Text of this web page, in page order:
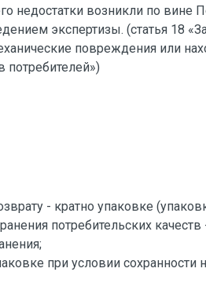
недостатки возникли по вине
экспертизы. (статья 18
повреждения или
потребителей»)
- кратно упаковке
потребительских
при условии